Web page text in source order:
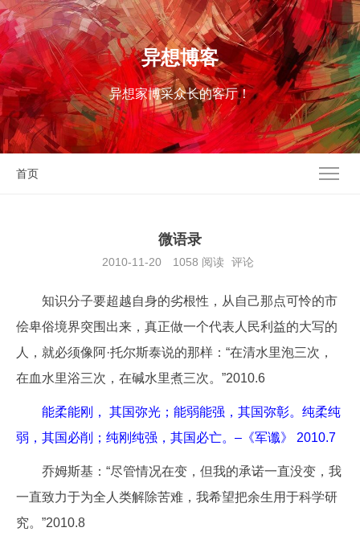
异想博客
异想家博采众长的客厅！
首页
微语录
2010-11-20 1058 阅读 评论
知识分子要超越自身的劣根性，从自己那点可怜的市
侩卑俗境界突围出来，真正做一个代表人民利益的大写的
人，就必须像阿·托尔斯泰说的那样：“在清水里泡三次，
在血水里浴三次，在碱水里煮三次。”2010.6
能柔能刚， 其国弥光；能弱能强，其国弥彰。纯柔纯
弱，其国必削；纯刚纯强，其国必亡。–《军谶》 2010.7
乔姆斯基：“尽管情况在变，但我的承诺一直没变，我
一直致力于为全人类解除苦难，我希望把余生用于科学研
究。”2010.8